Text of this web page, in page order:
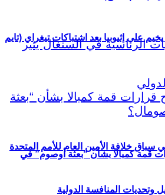
سباق خلافة الأمين العام للأمم المتحدة
وتحديات المنافسة الدولية
على إثيوبيا بعد اشتباكات تيغراي (تايم
قمة كمبالا بشأن “بعثة أوصوم” في